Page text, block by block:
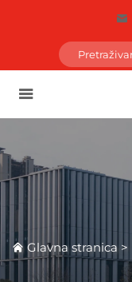
Glavna stranica >